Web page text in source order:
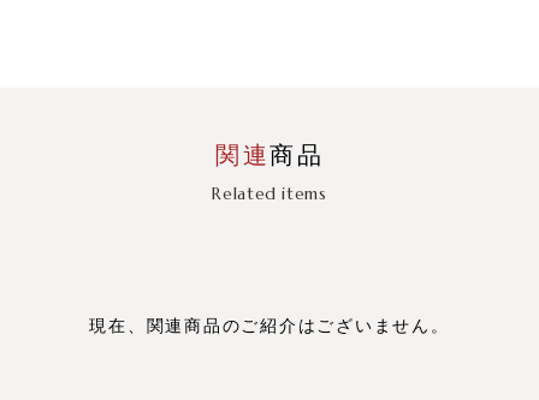
関連商品
Related items
現在、関連商品のご紹介はございません。